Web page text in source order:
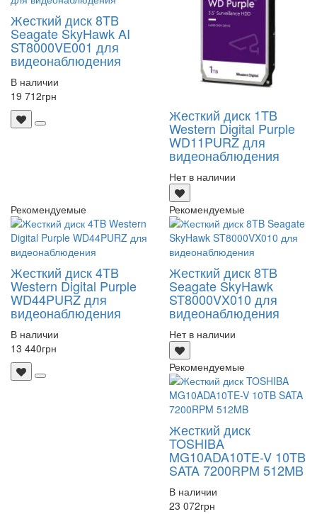
Жесткий диск 8TB
Seagate SkyHawk AI
ST8000VE001 для
видеонаблюдения
В наличии
19 712грн
Жесткий диск 1TB
Western Digital Purple
WD11PURZ для
видеонаблюдения
Нет в наличии
Рекомендуемые
Жесткий диск 4TB
Western Digital Purple
WD44PURZ для
видеонаблюдения
В наличии
13 440грн
Рекомендуемые
Жесткий диск 8TB
Seagate SkyHawk
ST8000VX010 для
видеонаблюдения
Нет в наличии
Рекомендуемые
Жесткий диск
TOSHIBA
MG10ADA10TE-V 10TB
SATA 7200RPM 512MB
В наличии
23 072грн